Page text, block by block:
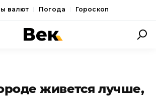
валют Погода Гороскоп
живется лучше,